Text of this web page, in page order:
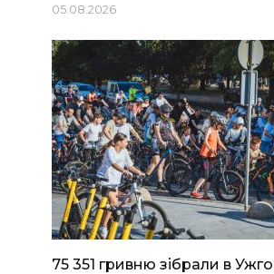
05.08.2026
75 351 гривню зібрали в